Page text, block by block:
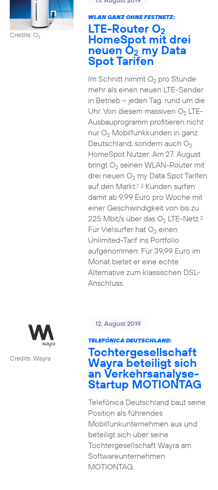
Credits: O2
WLAN GANZ OHNE FESTNETZ:
LTE-Router O2
HomeSpot mit drei
neuen O2 my Data
Spot Tarifen
Im Schnitt nimmt O2pro Stunde
mehr als einen neuen LTE-Sender
in Betrieb – jeden Tag, rund um die
Uhr. Von diesem massiven O2LTE-
Ausbauprogramm profitieren nicht
nur O2Mobilfunkkunden in ganz
Deutschland, sondern auch O2
HomeSpot Nutzer: Am 27. August
bringt O2seinen WLAN-Router mit
drei neuen O2my Data Spot Tarifen
auf den Markt.1 2Kunden surfen
damit ab 9,99 Euro pro Woche mit
einer Geschwindigkeit von bis zu
225 Mbit/s über das O2LTE-Netz.3
Für Vielsurfer hat O2einen
Unlimited-Tarif ins Portfolio
aufgenommen: Für 39,99 Euro im
Monat bietet er eine echte
Alternative zum klassischen DSL-
Anschluss.
Credits: Wayra
12. August 2019
TELEFÓNICA DEUTSCHLAND:
Tochtergesellschaft
Wayra beteiligt sich
an Verkehrsanalyse-
Startup MOTIONTAG
Telefónica Deutschland baut seine
Position als führendes
Mobilfunkunternehmen aus und
beteiligt sich über seine
Tochtergesellschaft Wayra am
Softwareunternehmen
MOTIONTAG.